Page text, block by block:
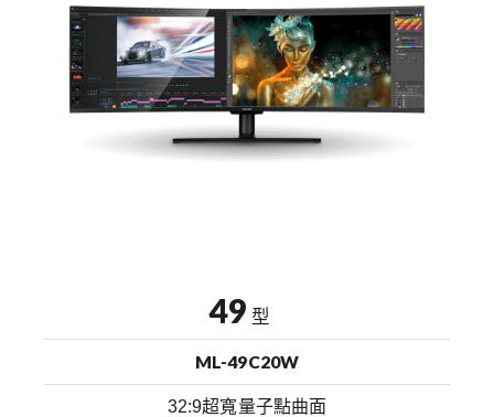
49 型
ML-49C20W
32:9超寬量子點曲面